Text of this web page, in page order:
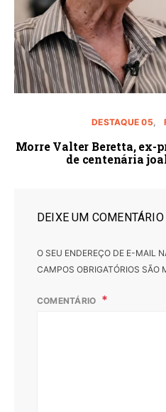
DESTAQUE 05
Morre Valter Beretta, ex-
de centenária
DEIXE UM COMENTÁRIO
O SEU ENDEREÇO DE E-MAIL
CAMPOS OBRIGATÓRIOS SÃO
COMENTÁRIO